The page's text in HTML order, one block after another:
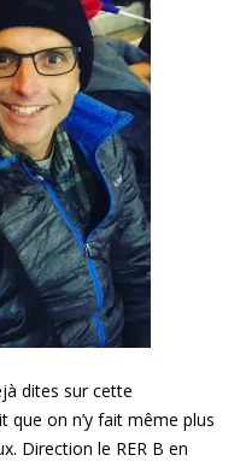
dites sur cette
que on n’y fait même plus
Direction le RER B en